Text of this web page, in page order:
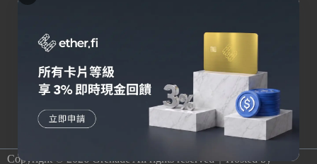
Grenade
關於我們
聯絡我們
錢包
交易所
Bybit
OKX
HOYA BIT
其他
Copyright © 2026 Grenade All rights reserved｜Hosted by